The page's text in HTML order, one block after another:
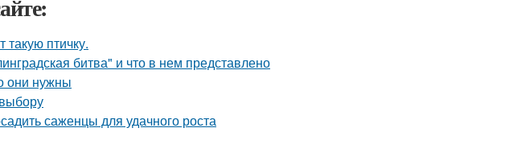
птичку.
битва" и что в нем представлено
они нужны
саженцы для удачного роста